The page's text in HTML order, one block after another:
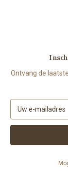
Ontvang de
m
i